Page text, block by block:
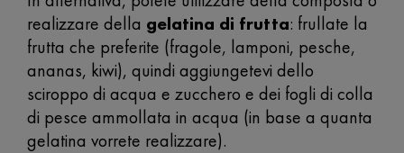
realizzare della gelatina di frutta: frullate la
frutta che preferite (fragole, lamponi, pesche,
ananas, kiwi), quindi aggiungetevi dello
sciroppo di acqua e zucchero e dei fogli di colla
di pesce ammollata in acqua (in base a quanta
gelatina vorrete realizzare).